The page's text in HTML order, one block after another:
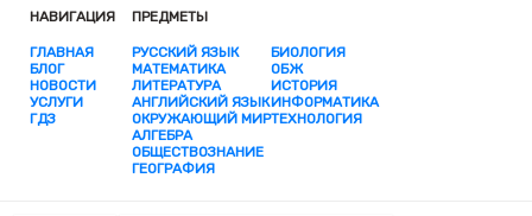
НАВИГАЦИЯ
ГЛАВНАЯ
БЛОГ
НОВОСТИ
УСЛУГИ
ГДЗ
ПРЕДМЕТЫ
РУССКИЙ ЯЗЫК
МАТЕМАТИКА
ЛИТЕРАТУРА
АНГЛИЙСКИЙ ЯЗЫК
ОКРУЖАЮЩИЙ МИР
АЛГЕБРА
ОБЩЕСТВОЗНАНИЕ
ГЕОГРАФИЯ
БИОЛОГИЯ
ОБЖ
ИСТОРИЯ
ИНФОРМАТИКА
ТЕХНОЛОГИЯ